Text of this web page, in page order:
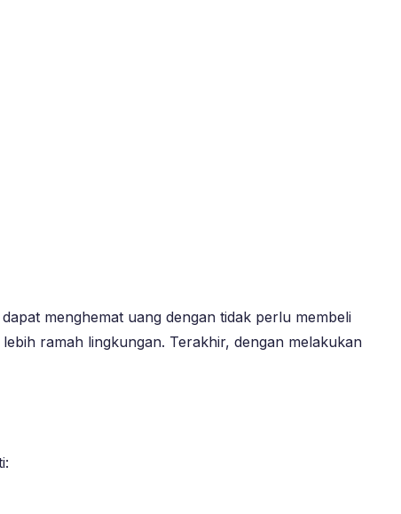
menghemat uang dengan tidak perlu membeli
ramah lingkungan. Terakhir, dengan melakukan